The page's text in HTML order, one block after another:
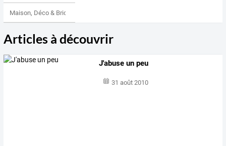
Maison, Déco & Bricolage
Articles à découvrir
J'abuse un peu
31 août 2010